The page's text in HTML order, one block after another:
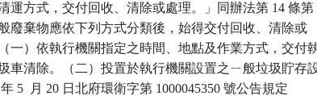
運方式，交付回收、清除或處理。」同辦法第 14 條第
般廢棄物應依下列方式分類後，始得交付回收、清除或
一）依執行機關指定之時間、地點及作業方式，交付
圾車清除。（二）投置於執行機關設置之ㄧ般垃圾貯存
年 5  月 20 日北府環衛字第 1000045350 號公告規定